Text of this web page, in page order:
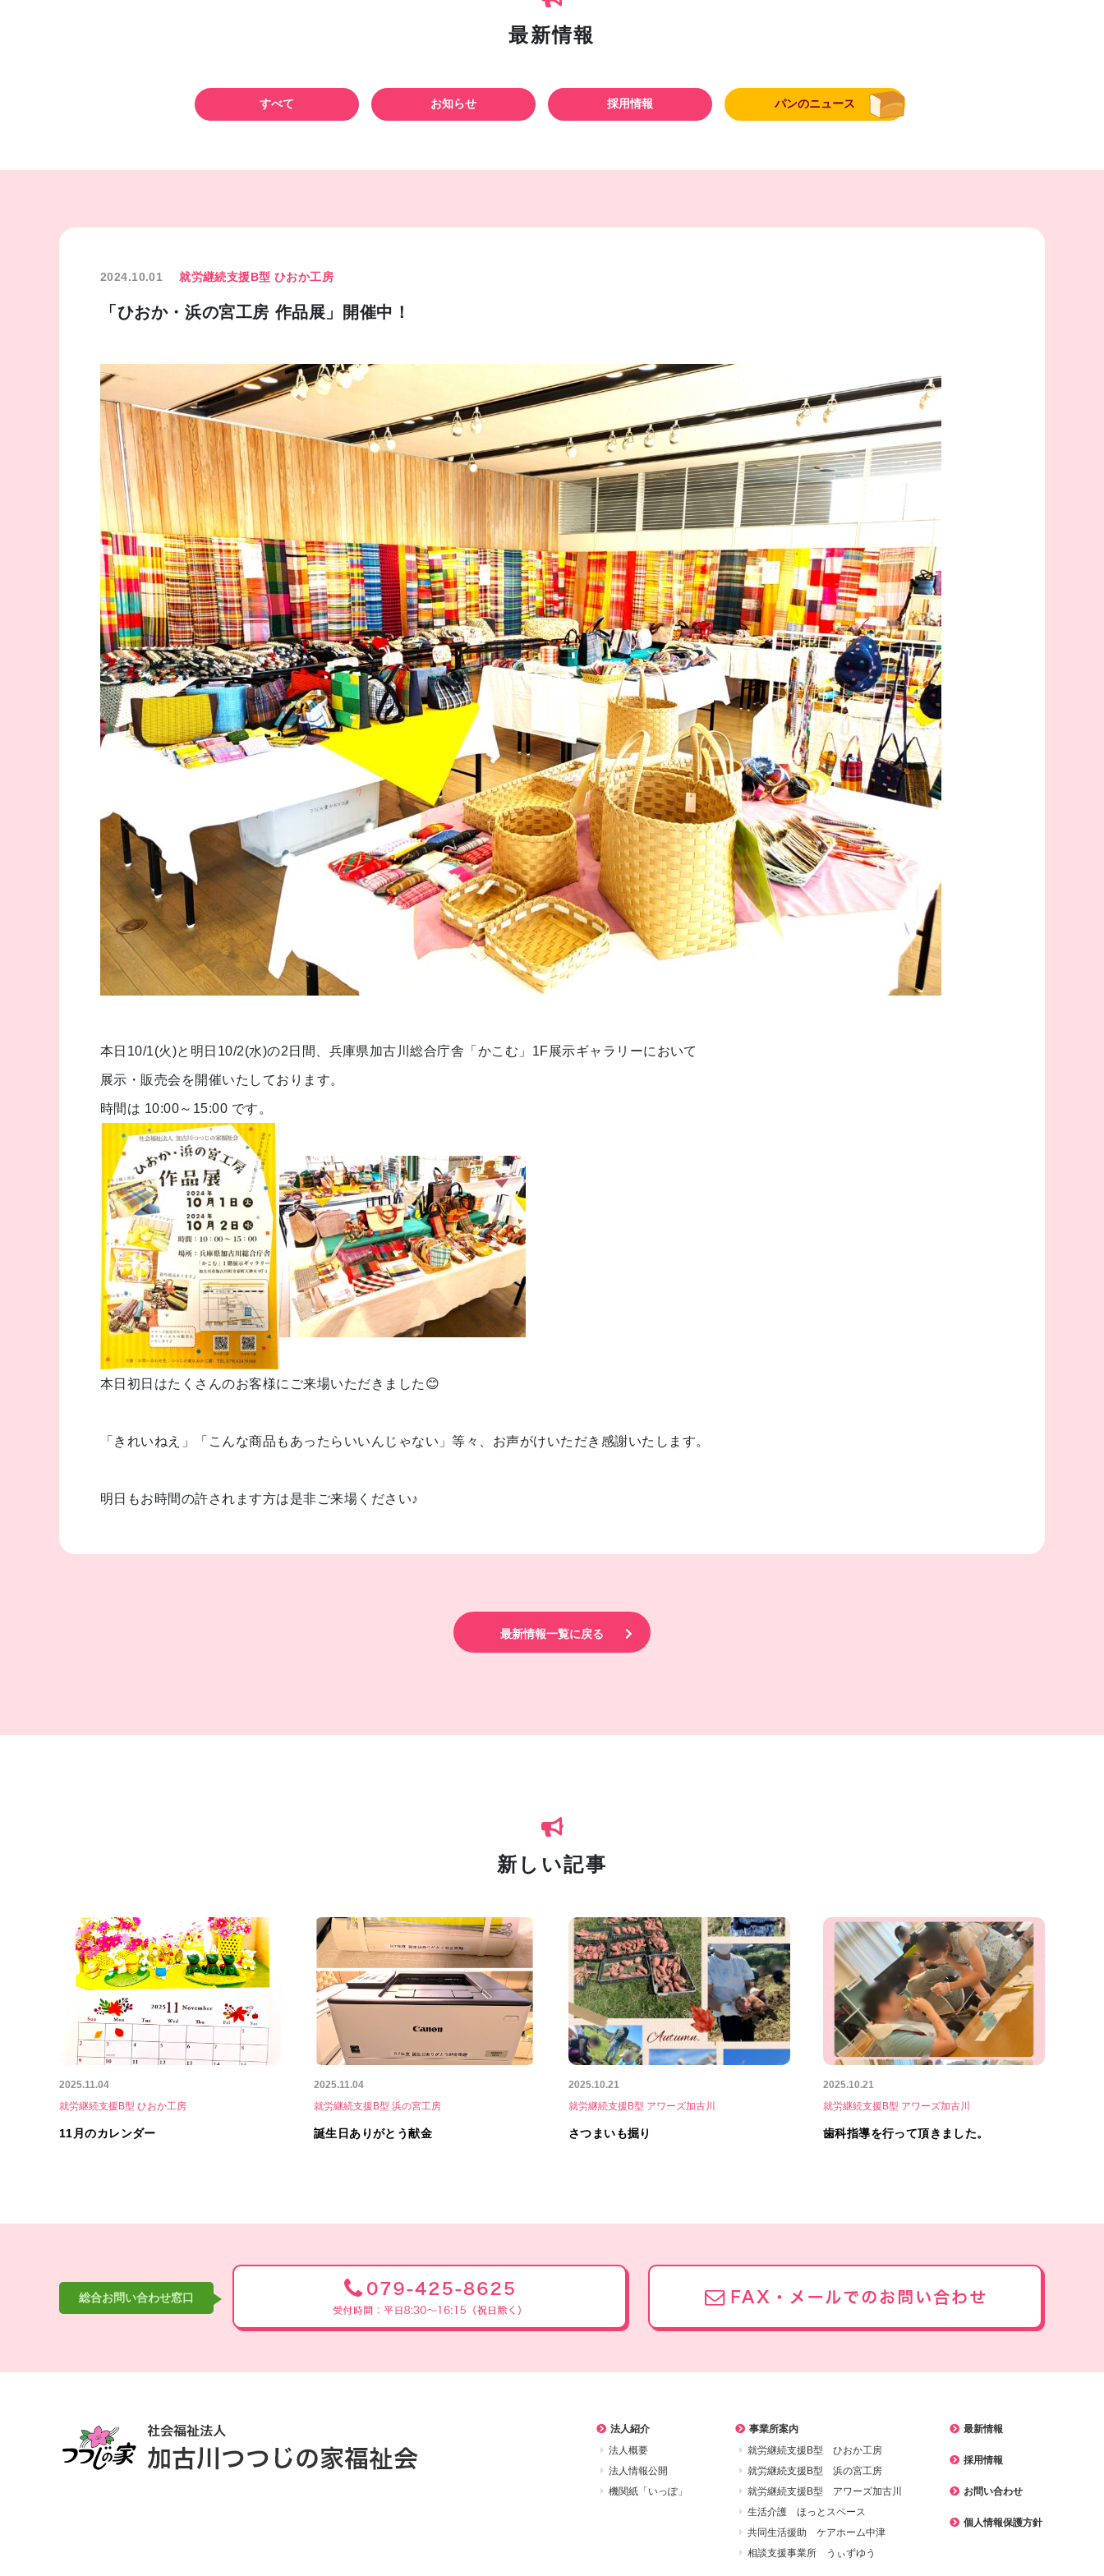
最新情報
すべて お知らせ 採用情報 パンのニュース
2024.10.01 就労継続支援B型 ひおか工房
「ひおか・浜の宮工房 作品展」開催中！
本日10/1(火)と明日10/2(水)の2日間、兵庫県加古川総合庁舎「かこむ」1F展示ギャラリーにおいて
展示・販売会を開催いたしております。
時間は 10:00～15:00 です。
本日初日はたくさんのお客様にご来場いただきました😊
「きれいねえ」「こんな商品もあったらいいんじゃない」等々、お声がけいただき感謝いたします。
明日もお時間の許されます方は是非ご来場ください♪
最新情報一覧に戻る
新しい記事
2025.11.04
就労継続支援B型 ひおか工房
11月のカレンダー
2025.11.04
就労継続支援B型 浜の宮工房
誕生日ありがとう献金
2025.10.21
就労継続支援B型 アワーズ加古川
さつまいも掘り
2025.10.21
就労継続支援B型 アワーズ加古川
歯科指導を行って頂きました。
総合お問い合わせ窓口
法人紹介
法人概要
法人情報公開
機関紙「いっぽ」
事業所案内
就労継続支援B型 ひおか工房
就労継続支援B型 浜の宮工房
就労継続支援B型 アワーズ加古川
生活介護 ほっとスペース
共同生活援助 ケアホーム中津
相談支援事業所 うぃずゆう
最新情報
採用情報
お問い合わせ
個人情報保護方針